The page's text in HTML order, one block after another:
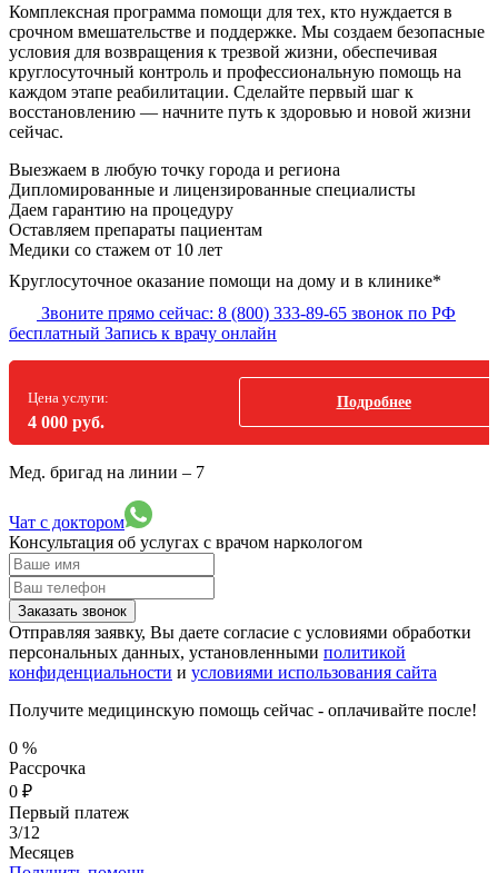
Комплексная программа помощи для тех, кто нуждается в
срочном вмешательстве и поддержке. Мы создаем безопасные
условия для возвращения к трезвой жизни, обеспечивая
круглосуточный контроль и профессиональную помощь на
каждом этапе реабилитации. Сделайте первый шаг к
восстановлению — начните путь к здоровью и новой жизни
сейчас.
Выезжаем в любую точку города и региона
Дипломированные и лицензированные специалисты
Даем гарантию на процедуру
Оставляем препараты пациентам
Медики со стажем от 10 лет
Круглосуточное оказание помощи на дому и в клинике*
Звоните прямо сейчас: 8 (800) 333-89-65 звонок по РФ
бесплатный Запись к врачу онлайн
Цена услуги:
4 000 руб.
Подробнее
Мед. бригад на линии – 7
Чат с доктором
Консультация об услугах с врачом наркологом
Заказать звонок
Отправляя заявку, Вы даете согласие с условиями обработки
персональных данных, установленными политикой
конфиденциальности и условиями использования сайта
Получите медицинскую помощь сейчас - оплачивайте после!
0 %
Рассрочка
0 ₽
Первый платеж
3/12
Месяцев